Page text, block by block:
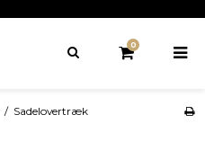
0
/ Sadelovertræk